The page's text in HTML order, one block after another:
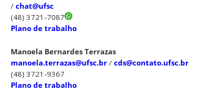
/chat@ufsc
(48) 3721-7087
Plano de trabalho
Manoela Bernardes Terrazas
manoela.terrazas@ufsc.br /cds@contato.ufsc.br
(48) 3721-9367
Plano de trabalho